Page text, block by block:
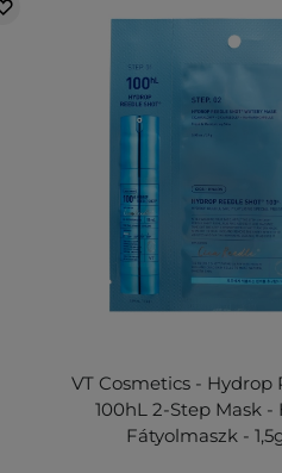
VT Cosmetics - Hydrop
100hL 2-Step Mask -
Fátyolmaszk -